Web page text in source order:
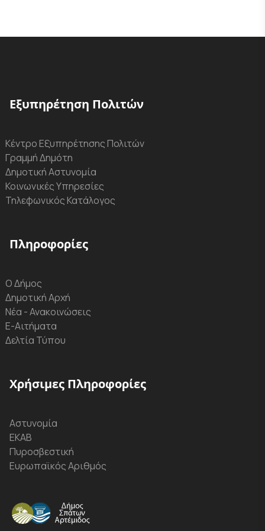
Εξυπηρέτηση Πολιτών
Κέντρο Εξυπηρέτησης Πολιτών
Γραμμή Δημότη
Δημοτική Αστυνομία
Κοινωνικές Υπηρεσίες
Τηλεφωνικός Κατάλογος
Πληροφορίες
Ο Δήμος
Δημοτική Αρχή
Νέα - Ανακοινώσεις
Ε-Αιτήματα
Δελτία Τύπου
Χρήσιμες Πληροφορίες
Αστυνομία
ΕΚΑΒ
Πυροσβεστική
Ευρωπαϊκός Αριθμός